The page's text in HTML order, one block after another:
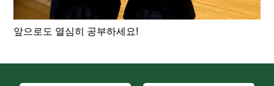
앞으로도 열심히 공부하세요!